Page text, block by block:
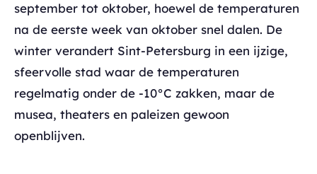
september tot oktober, hoewel de temperaturen
na de eerste week van oktober snel dalen. De
winter verandert Sint-Petersburg in een ijzige,
sfeervolle stad waar de temperaturen
regelmatig onder de -10°C zakken, maar de
musea, theaters en paleizen gewoon
openblijven.